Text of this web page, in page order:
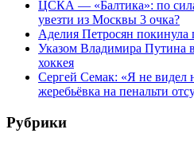
ЦСКА — «Балтика»: по
увезти из Москвы 3 очка?
Аделия Петросян покинула
Указом Владимира Путина
хоккея
Сергей Семак: «Я не видел
жеребьёвка на пенальти
Рубрики